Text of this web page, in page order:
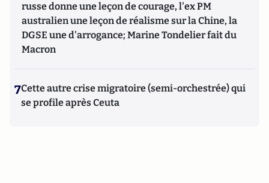
russe donne une leçon de courage, l'ex PM
australien une leçon de réalisme sur la Chine, la
DGSE une d'arrogance; Marine Tondelier fait du
Macron
7Cette autre crise migratoire (semi-orchestrée) qui
se profile après Ceuta